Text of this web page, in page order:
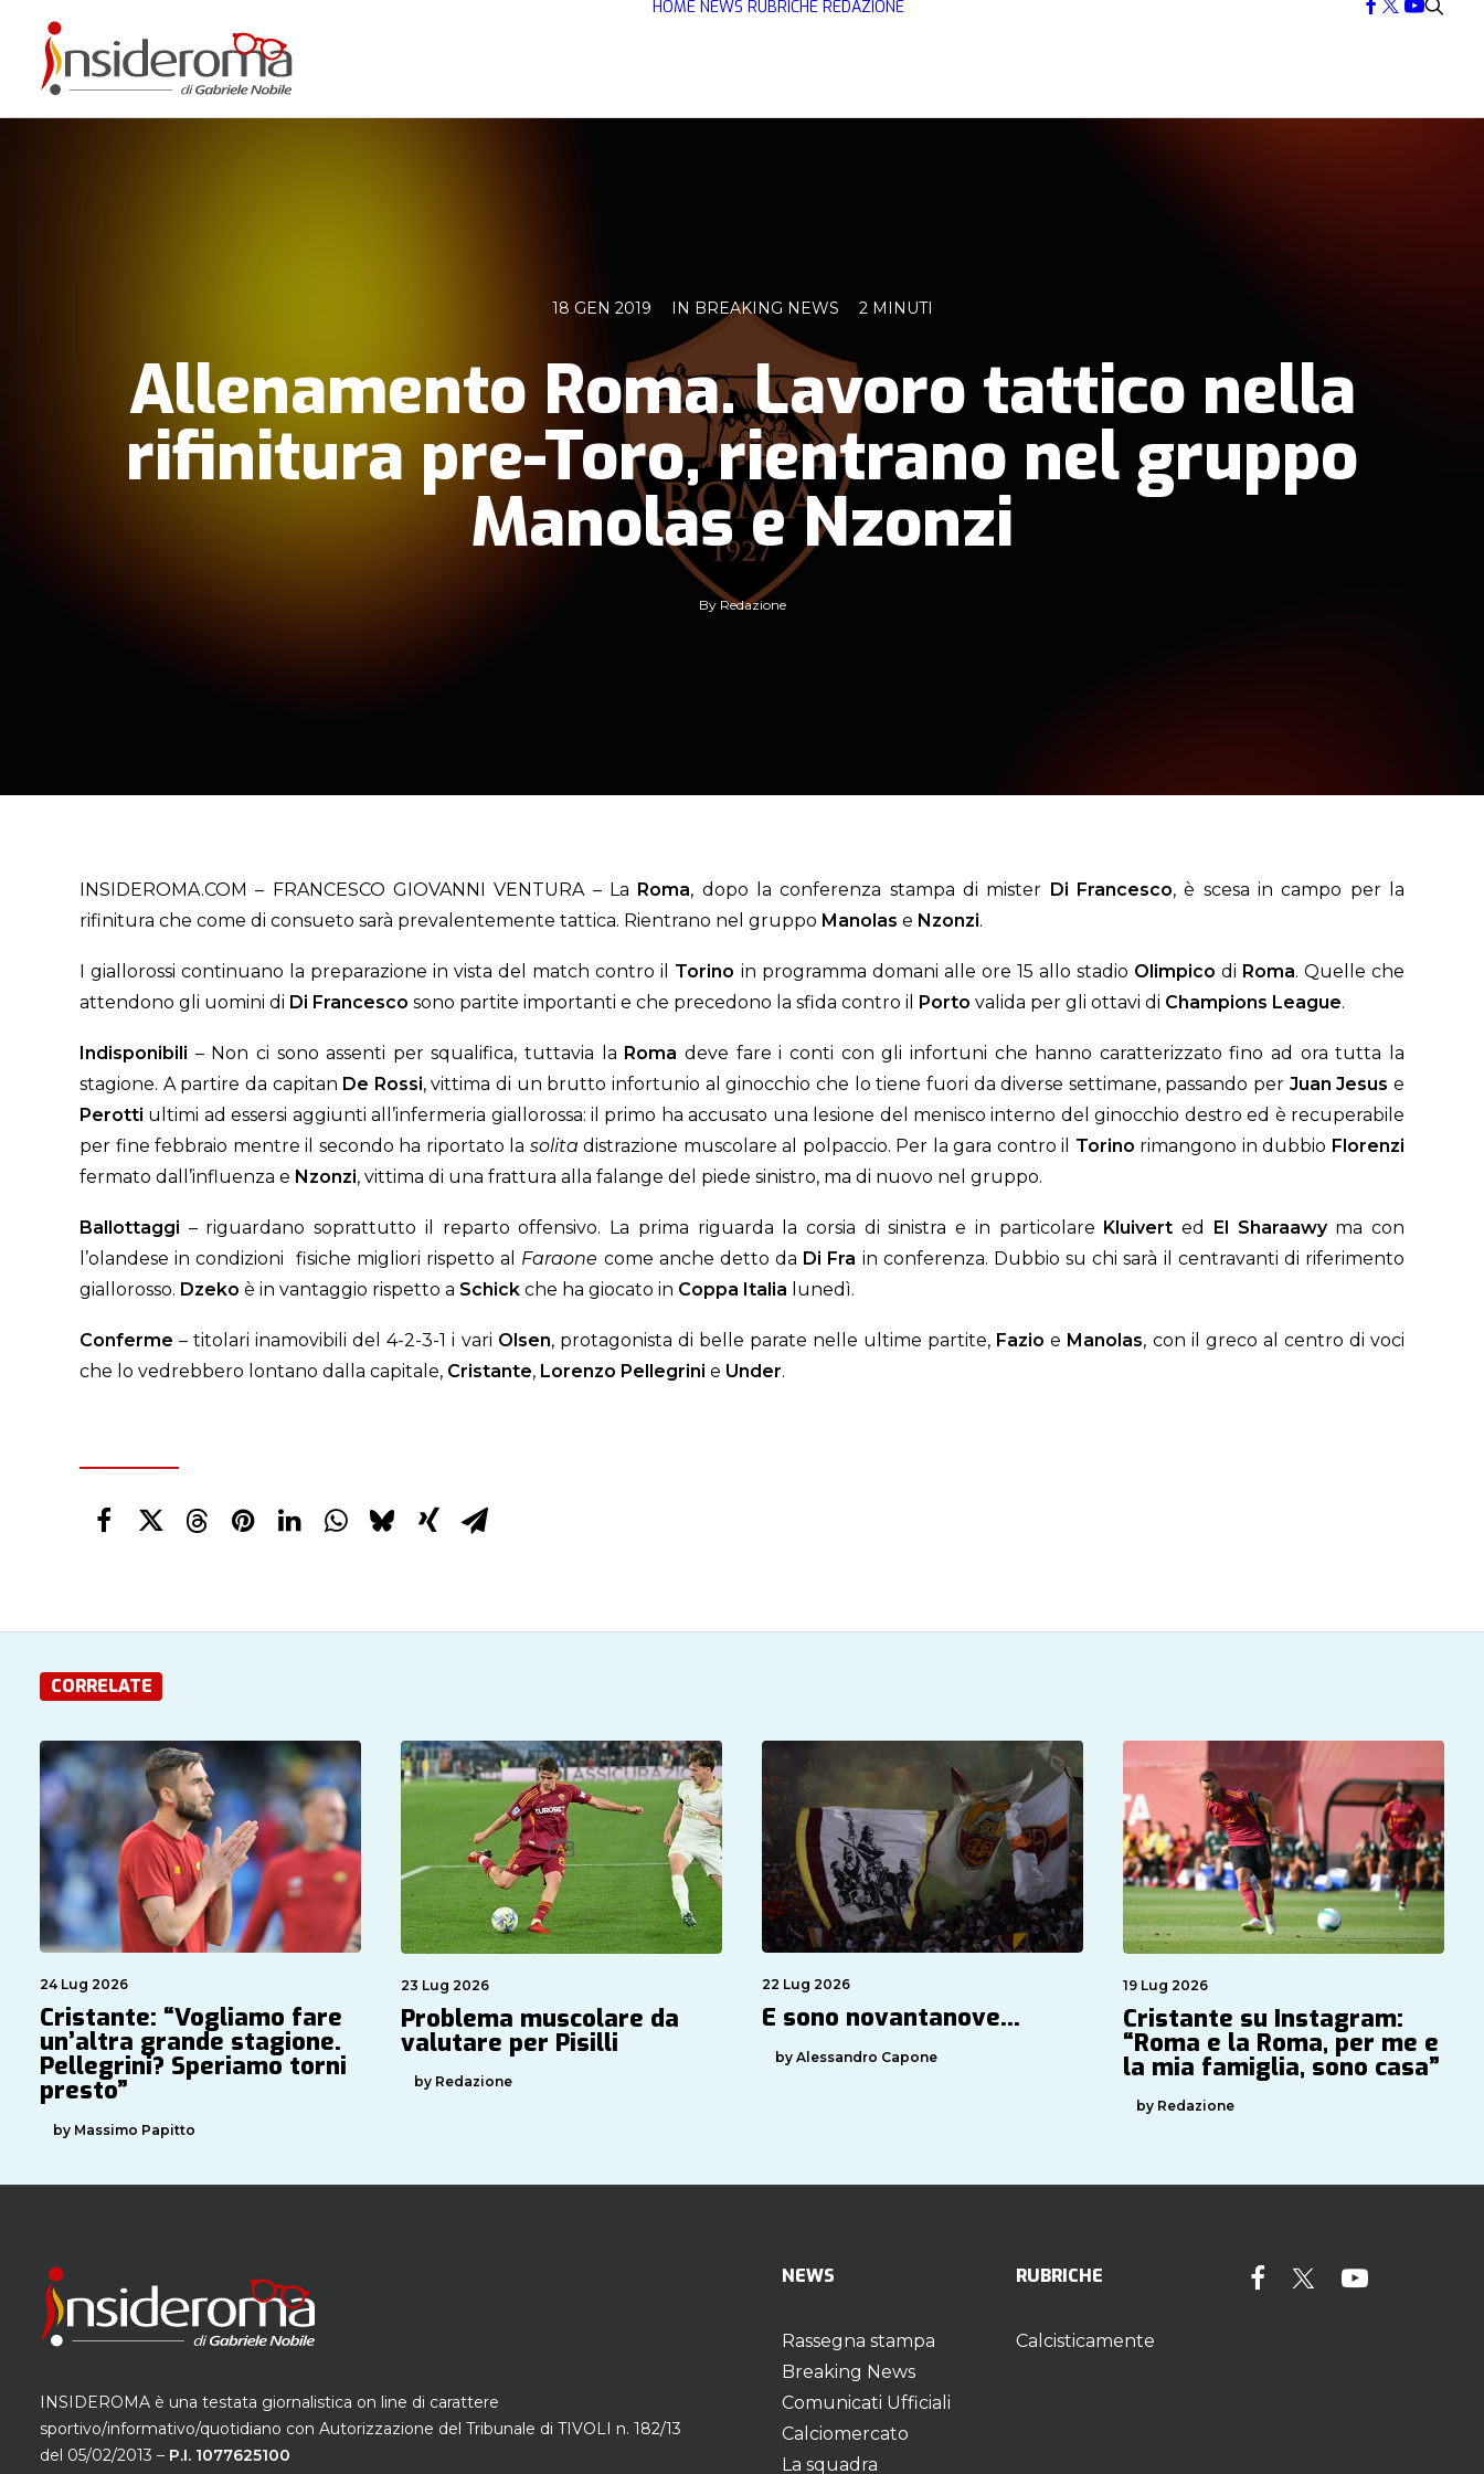
HOME NEWS RUBRICHE REDAZIONE
18 GEN 2019 IN BREAKING NEWS 2 MINUTI
Allenamento Roma. Lavoro tattico nella
rifinitura pre-Toro, rientrano nel gruppo
Manolas e Nzonzi
By Redazione
INSIDEROMA.COM – FRANCESCO GIOVANNI VENTURA – La Roma, dopo la conferenza stampa di mister Di Francesco, è scesa in campo per la
rifinitura che come di consueto sarà prevalentemente tattica. Rientrano nel gruppo Manolas e Nzonzi.
I giallorossi continuano la preparazione in vista del match contro il Torino in programma domani alle ore 15 allo stadio Olimpico di Roma. Quelle che
attendono gli uomini di Di Francesco sono partite importanti e che precedono la sfida contro il Porto valida per gli ottavi di Champions League.
Indisponibili – Non ci sono assenti per squalifica, tuttavia la Roma deve fare i conti con gli infortuni che hanno caratterizzato fino ad ora tutta la
stagione. A partire da capitan De Rossi, vittima di un brutto infortunio al ginocchio che lo tiene fuori da diverse settimane, passando per Juan Jesus e
Perotti ultimi ad essersi aggiunti all’infermeria giallorossa: il primo ha accusato una lesione del menisco interno del ginocchio destro ed è recuperabile
per fine febbraio mentre il secondo ha riportato la solita distrazione muscolare al polpaccio. Per la gara contro il Torino rimangono in dubbio Florenzi
fermato dall’influenza e Nzonzi, vittima di una frattura alla falange del piede sinistro, ma di nuovo nel gruppo.
Ballottaggi – riguardano soprattutto il reparto offensivo. La prima riguarda la corsia di sinistra e in particolare Kluivert ed El Sharaawyma con
l’olandese in condizioni fisiche migliori rispetto al Faraone come anche detto da Di Fra in conferenza. Dubbio su chi sarà il centravanti di riferimento
giallorosso. Dzeko è in vantaggio rispetto a Schick che ha giocato in Coppa Italia lunedì.
Conferme – titolari inamovibili del 4-2-3-1 i vari Olsen, protagonista di belle parate nelle ultime partite, Fazio e Manolas, con il greco al centro di voci
che lo vedrebbero lontano dalla capitale, Cristante, Lorenzo Pellegrini e Under.
CORRELATE
24 Lug 2026
Cristante: “Vogliamo fare
un’altra grande stagione.
Pellegrini? Speriamo torni
presto”
by Massimo Papitto
23 Lug 2026
Problema muscolare da
valutare per Pisilli
by Redazione
22 Lug 2026
E sono novantanove…
by Alessandro Capone
19 Lug 2026
Cristante su Instagram:
“Roma e la Roma, per me e
la mia famiglia, sono casa”
by Redazione
INSIDEROMA è una testata giornalistica on line di carattere
sportivo/informativo/quotidiano con Autorizzazione del Tribunale di TIVOLI n. 182/13
del 05/02/2013 – P.I. 1077625100
NEWS
Rassegna stampa
Breaking News
Comunicati Ufficiali
Calciomercato
La squadra
RUBRICHE
Calcisticamente